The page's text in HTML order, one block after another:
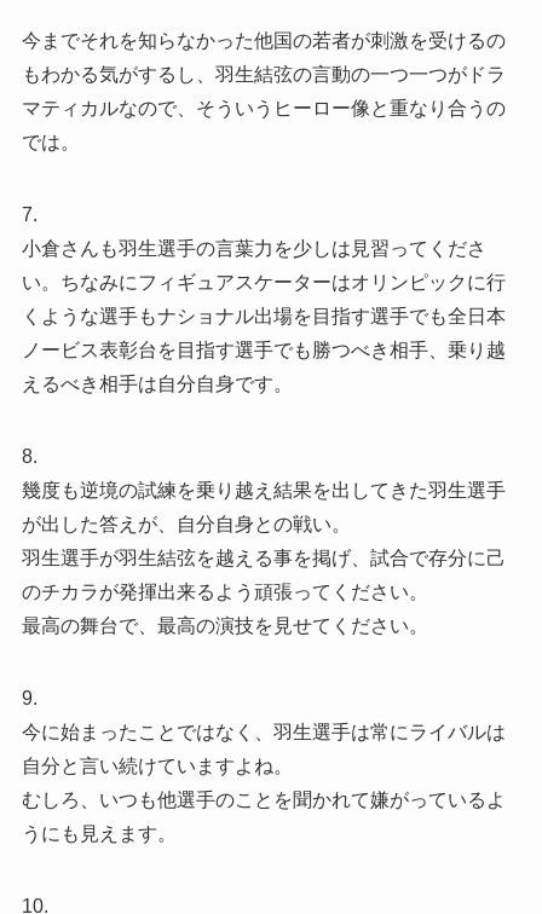
今までそれを知らなかった他国の若者が刺激を受けるの
もわかる気がするし、羽生結弦の言動の一つ一つがドラ
マティカルなので、そういうヒーロー像と重なり合うの
では。
7.
小倉さんも羽生選手の言葉力を少しは見習ってくださ
い。ちなみにフィギュアスケーターはオリンピックに行
くような選手もナショナル出場を目指す選手でも全日本
ノービス表彰台を目指す選手でも勝つべき相手、乗り越
えるべき相手は自分自身です。
8.
幾度も逆境の試練を乗り越え結果を出してきた羽生選手
が出した答えが、自分自身との戦い。
羽生選手が羽生結弦を越える事を掲げ、試合で存分に己
のチカラが発揮出来るよう頑張ってください。
最高の舞台で、最高の演技を見せてください。
9.
今に始まったことではなく、羽生選手は常にライバルは
自分と言い続けていますよね。
むしろ、いつも他選手のことを聞かれて嫌がっているよ
うにも見えます。
10.